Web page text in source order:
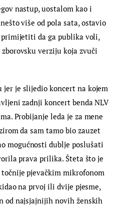
nastup, uostalom kao i
više od pola sata, ostavio
primijetiti da ga publika voli,
verziju koja zvuči
jer je slijedio koncert na kojem
zadnji koncert benda NLV
Probijanje leda je za mene
da sam tamo bio zauzet
mogućnosti dublje poslušati
prava prilika. Šteta što je
pjevačkim mikrofonom
na prvoj ili dvije pjesme,
od najsjajnijih novih ženskih